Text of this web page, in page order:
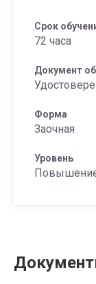
Срок
72 часа
Документ
Форма
Заочная
Уровень